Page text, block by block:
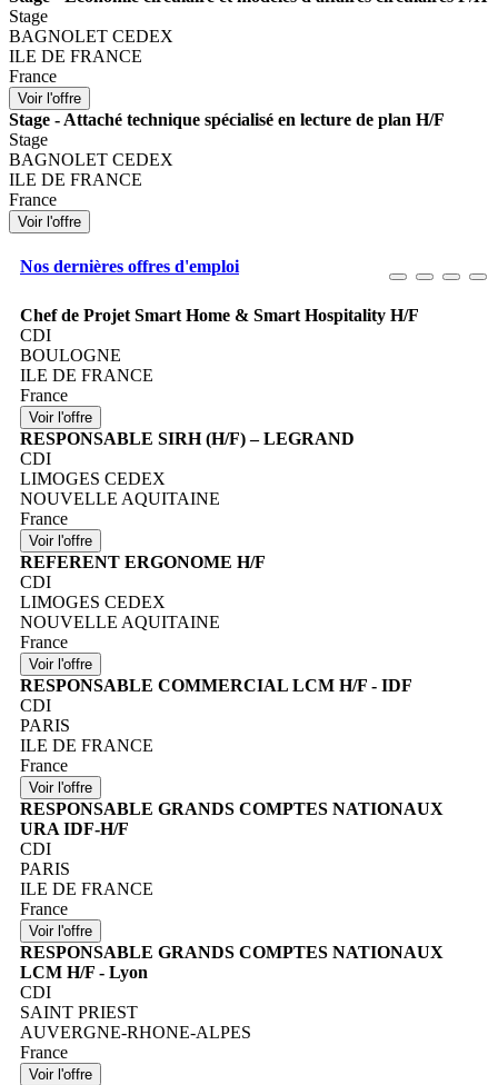
Stage
BAGNOLET CEDEX
ILE DE FRANCE
France
Stage - Attaché technique spécialisé en lecture de plan H/F
Stage
BAGNOLET CEDEX
ILE DE FRANCE
France
Nos dernières offres d'emploi
Chef de Projet Smart Home & Smart Hospitality H/F
CDI
BOULOGNE
ILE DE FRANCE
France
RESPONSABLE SIRH (H/F) – LEGRAND
CDI
LIMOGES CEDEX
NOUVELLE AQUITAINE
France
REFERENT ERGONOME H/F
CDI
LIMOGES CEDEX
NOUVELLE AQUITAINE
France
RESPONSABLE COMMERCIAL LCM H/F - IDF
CDI
PARIS
ILE DE FRANCE
France
RESPONSABLE GRANDS COMPTES NATIONAUX
URA IDF-H/F
CDI
PARIS
ILE DE FRANCE
France
RESPONSABLE GRANDS COMPTES NATIONAUX
LCM H/F - Lyon
CDI
SAINT PRIEST
AUVERGNE-RHONE-ALPES
France